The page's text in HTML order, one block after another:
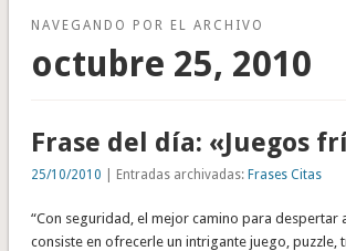
NAVEGANDO POR EL ARCHIVO
octubre 25, 2010
Frase del día: «Juegos
25/10/2010 | Entradas archivadas: Frases Citas
“Con seguridad, el mejor camino para despertar
consiste en ofrecerle un intrigante juego, puzzle,